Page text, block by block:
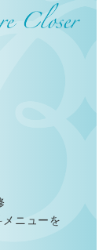
ニューを